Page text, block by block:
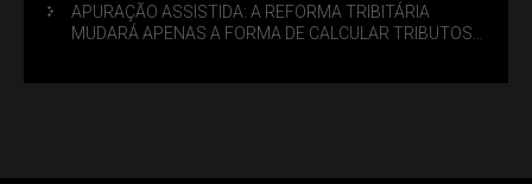
APURAÇÃO ASSISTIDA: A REFORMA TRIBITÁRIA
MUDARÁ APENAS A FORMA DE CALCULAR TRIBUTOS